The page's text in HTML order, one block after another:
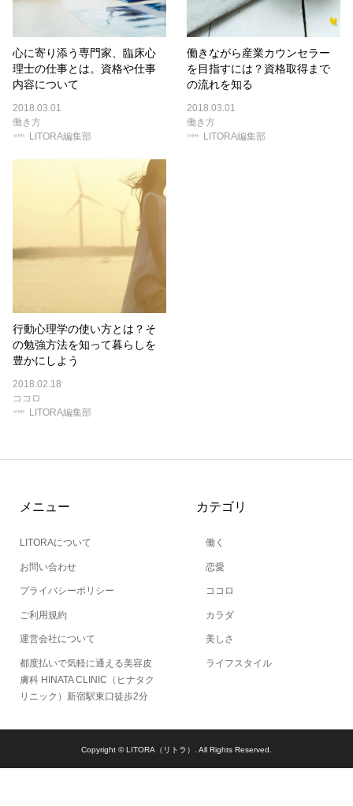
心に寄り添う専門家、臨床心
理士の仕事とは。資格や仕事
内容について
2018.03.01
働き方
LITORA編集部
働きながら産業カウンセラー
を目指すには？資格取得まで
の流れを知る
2018.03.01
働き方
LITORA編集部
行動心理学の使い方とは？そ
の勉強方法を知って暮らしを
豊かにしよう
2018.02.18
ココロ
LITORA編集部
メニュー
LITORAについて
お問い合わせ
プライバシーポリシー
ご利用規約
運営会社について
都度払いで気軽に通える美容皮
膚科 HINATA CLINIC（ヒナタク
リニック）新宿駅東口徒歩2分
カテゴリ
働く
恋愛
ココロ
カラダ
美しさ
ライフスタイル
Copyright ©LITORA（リトラ）. All Rights Reserved.